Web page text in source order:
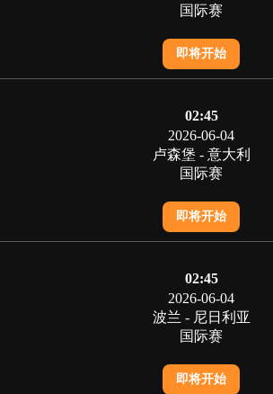
国际赛
即将开始
02:45
2026-06-04
卢森堡 - 意大利
国际赛
即将开始
02:45
2026-06-04
波兰 - 尼日利亚
国际赛
即将开始